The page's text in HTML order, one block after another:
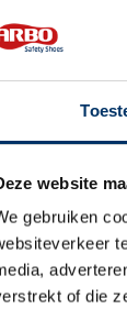
website
gebruiken
of die